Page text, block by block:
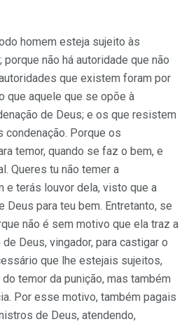
homem esteja sujeito às
não há autoridade que não
que existem foram por
que aquele que se opõe à
de Deus; e os que resistem
Porque os
temor, quando se faz o bem, e
Queres tu não temer a
e terás louvor dela, visto que a
Deus para teu bem. Entretanto, se
não é sem motivo que ela traz a
Deus, vingador, para castigar o
que lhe estejais sujeitos,
temor da punição, mas também
Por esse motivo, também pagais
de Deus, atendendo,